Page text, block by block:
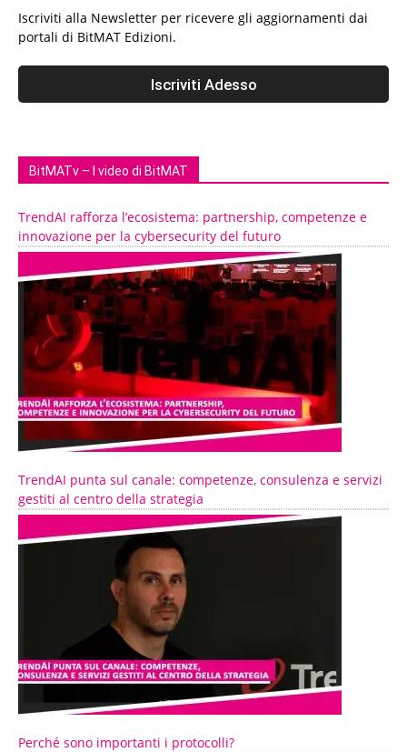
Iscriviti alla Newsletter per ricevere gli aggiornamenti dai
portali di BitMAT Edizioni.
BitMATv – I video di BitMAT
TrendAI rafforza l’ecosistema: partnership, competenze e
innovazione per la cybersecurity del futuro
TrendAI punta sul canale: competenze, consulenza e servizi
gestiti al centro della strategia
Perché sono importanti i protocolli?